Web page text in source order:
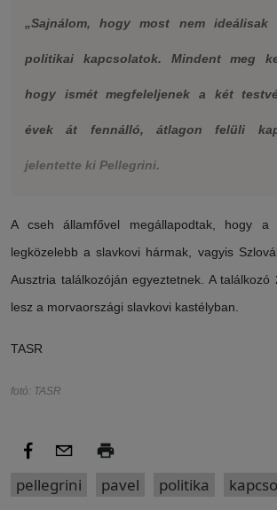
„Sajnálom, hogy most nem ideálisak
politikai kapcsolatok. Mindent meg
hogy ismét megfeleljenek a két
évek át fennálló, átlagon felüli
jelentette ki Pellegrini.
A cseh államfővel megállapodtak, hogy a
legközelebb a slavkovi hármak, vagyis
Ausztria találkozóján egyeztetnek. A
lesz a morvaországi slavkovi kastélyban.
TASR
fotó: TASR
pellegrini pavel politika